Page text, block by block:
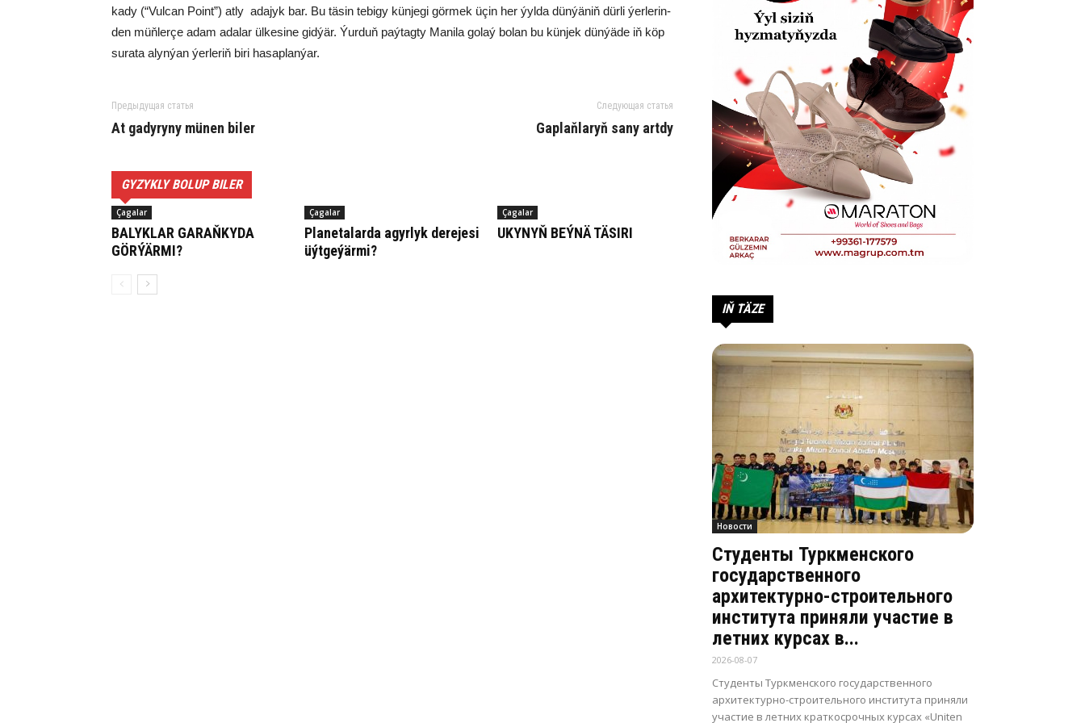
ka­dy (“Vulcan Point”) at­ly ada­jyk bar. Bu tä­sin te­bi­gy kün­je­gi gör­mek üçin her ýyl­da dün­ýä­niň dür­li ýer­le­rin­
den müň­ler­çe adam ada­lar ül­ke­si­ne gid­ýär. Ýur­duň paý­tag­ty Ma­ni­la go­laý bo­lan bu kün­jek dünýäde iň köp
su­ra­ta alyn­ýan ýer­le­riň bi­ri ha­sap­lan­ýar.
Предыдущая статья
At gadyryny münen biler
Следующая статья
Gaplaňlaryň sany artdy
GYZYKLY BOLUP BILER
Çagalar
BA­LYK­LAR GA­RAŇ­KY­DA
GÖR­ÝÄR­MI?
Çagalar
Pla­ne­ta­lar­da agyr­lyk derejesi
üýt­ge­ýär­mi?
Çagalar
UKY­NYŇ BEÝ­NÄ TÄ­SI­RI
IŇ TÄZE
Новости
Студенты Туркменского
государственного
архитектурно-строительного
института приняли участие в
летних курсах в...
2026-08-07
Студенты Туркменского государственного
архитектурно-строительного института приняли
участие в летних краткосрочных курсах «Uniten